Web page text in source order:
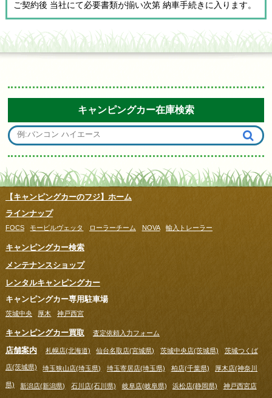
ご契約後 当社にて必要書類が揃い次第 納車手続きに入ります。
キャンピングカー在庫検索
【キャンピングカーのフジ】ホーム
ラインナップ
FOCS モービルヴェッタ ローラーチーム NOVA 輸入トレーラー
キャンピングカー検索
メンテナンスショップ
レンタルキャンピングカー
キャンピングカー専用駐車場
茨城中央 厚木 神戸西宮
キャンピングカー買取 査定依頼入力フォーム
店舗案内 札幌店(北海道) 仙台名取店(宮城県) 茨城中央店(茨城県) 茨城つくば
店(茨城県) 埼玉狭山店(埼玉県) 埼玉寄居店(埼玉県) 柏店(千葉県) 厚木店(神奈川
県) 新潟店(新潟県) 石川店(石川県) 岐阜店(岐阜県) 浜松店(静岡県) 神戸西宮店